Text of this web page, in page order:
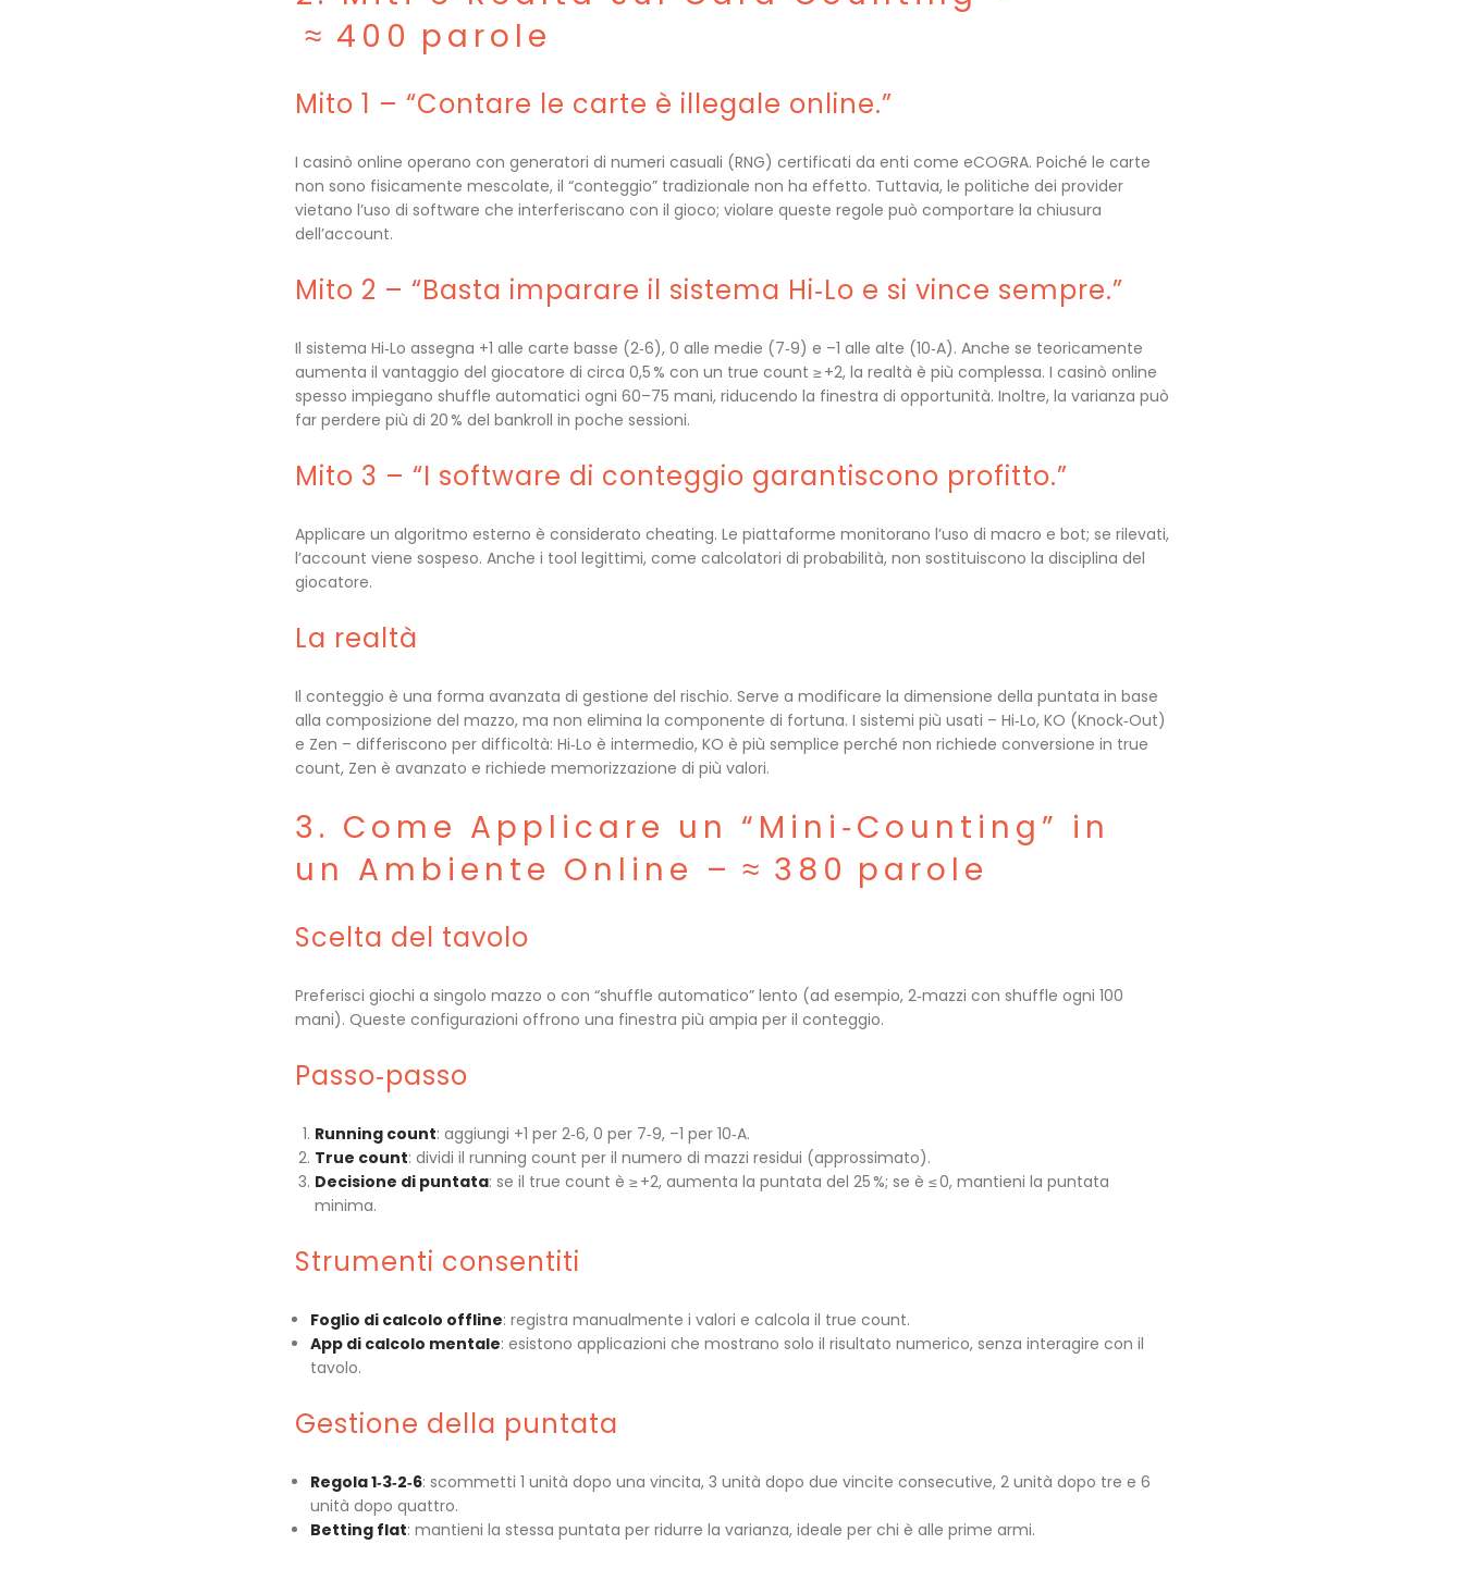
≈ 400 parole
Mito 1 – “Contare le carte è illegale online.”
I casinò online operano con generatori di numeri casuali (RNG) certificati da enti come eCOGRA. Poiché le carte
non sono fisicamente mescolate, il “conteggio” tradizionale non ha effetto. Tuttavia, le politiche dei provider
vietano l’uso di software che interferiscano con il gioco; violare queste regole può comportare la chiusura
dell’account.
Mito 2 – “Basta imparare il sistema Hi‑Lo e si vince sempre.”
Il sistema Hi‑Lo assegna +1 alle carte basse (2‑6), 0 alle medie (7‑9) e –1 alle alte (10‑A). Anche se teoricamente
aumenta il vantaggio del giocatore di circa 0,5 % con un true count ≥ +2, la realtà è più complessa. I casinò online
spesso impiegano shuffle automatici ogni 60–75 mani, riducendo la finestra di opportunità. Inoltre, la varianza può
far perdere più di 20 % del bankroll in poche sessioni.
Mito 3 – “I software di conteggio garantiscono profitto.”
Applicare un algoritmo esterno è considerato cheating. Le piattaforme monitorano l’uso di macro e bot; se rilevati,
l’account viene sospeso. Anche i tool legittimi, come calcolatori di probabilità, non sostituiscono la disciplina del
giocatore.
La realtà
Il conteggio è una forma avanzata di gestione del rischio. Serve a modificare la dimensione della puntata in base
alla composizione del mazzo, ma non elimina la componente di fortuna. I sistemi più usati – Hi‑Lo, KO (Knock‑Out)
e Zen – differiscono per difficoltà: Hi‑Lo è intermedio, KO è più semplice perché non richiede conversione in true
count, Zen è avanzato e richiede memorizzazione di più valori.
3. Come Applicare un “Mini‑Counting” in
un Ambiente Online – ≈ 380 parole
Scelta del tavolo
Preferisci giochi a singolo mazzo o con “shuffle automatico” lento (ad esempio, 2‑mazzi con shuffle ogni 100
mani). Queste configurazioni offrono una finestra più ampia per il conteggio.
Passo‑passo
Running count: aggiungi +1 per 2‑6, 0 per 7‑9, –1 per 10‑A.
True count: dividi il running count per il numero di mazzi residui (approssimato).
Decisione di puntata: se il true count è ≥ +2, aumenta la puntata del 25 %; se è ≤ 0, mantieni la puntata
minima.
Strumenti consentiti
Foglio di calcolo offline: registra manualmente i valori e calcola il true count.
App di calcolo mentale: esistono applicazioni che mostrano solo il risultato numerico, senza interagire con il
tavolo.
Gestione della puntata
Regola 1‑3‑2‑6: scommetti 1 unità dopo una vincita, 3 unità dopo due vincite consecutive, 2 unità dopo tre e 6
unità dopo quattro.
Betting flat: mantieni la stessa puntata per ridurre la varianza, ideale per chi è alle prime armi.